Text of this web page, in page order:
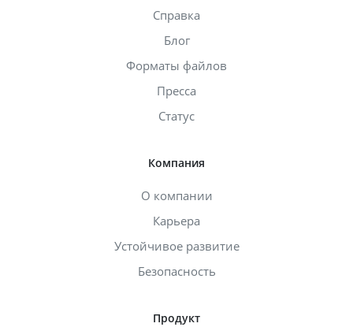
Справка
Блог
Форматы файлов
Пресса
Статус
Компания
О компании
Карьера
Устойчивое развитие
Безопасность
Продукт